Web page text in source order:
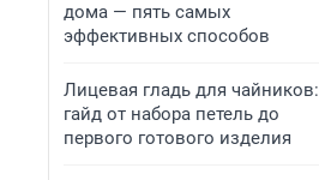
дома — пять самых
эффективных способов
Лицевая гладь для чайников:
гайд от набора петель до
первого готового изделия